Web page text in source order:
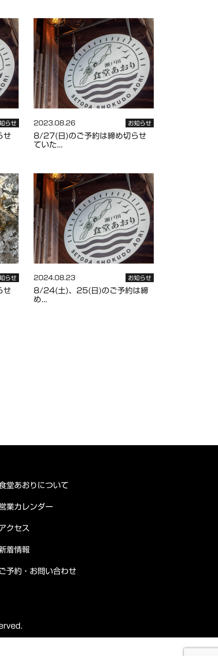
らせ
せ
2023.08.26 お知らせ
8/27(日)のご予約は締め切らせ
ていた...
らせ
せ
2024.08.23 お知らせ
8/24(土)、25(日)のご予約は締
め...
堂あおりについて
業カレンダー
クセス
着情報
予約・お問い合わせ